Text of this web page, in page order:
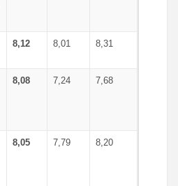
8,12 8,01 8,31
8,08 7,24 7,68
8,05 7,79 8,20